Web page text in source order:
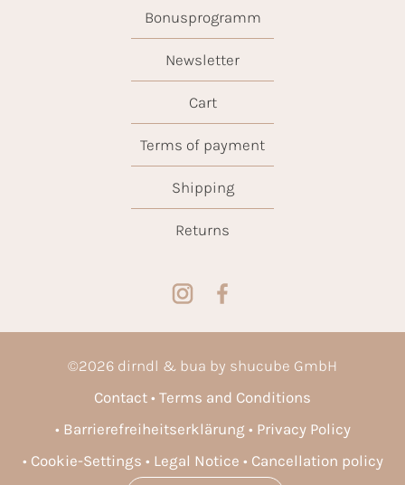
Bonusprogramm
Newsletter
Cart
Terms of payment
Shipping
Returns
©2026 dirndl & bua by shucube GmbH
Contact
Terms and Conditions
Barrierefreiheitserklärung
Privacy Policy
Cookie-Settings
Legal Notice
Cancellation policy